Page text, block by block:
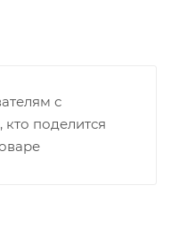
с
поделится